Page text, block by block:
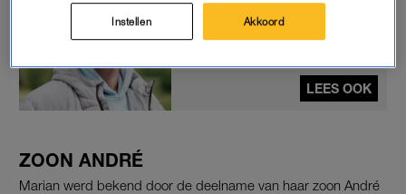
Zien we 'Winter Vol Liefde'-
André en zijn moeder straks
op het Songfestival? Dit zegt
LEES OOK
ZOON ANDRÉ
Marian werd bekend door de deelname van haar zoon André
Instellen Akkoord